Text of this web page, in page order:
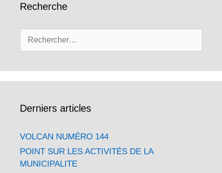
Recherche
Rechercher :
Derniers articles
VOLCAN NUMÉRO 144
POINT SUR LES ACTIVITÉS DE LA
MUNICIPALITE